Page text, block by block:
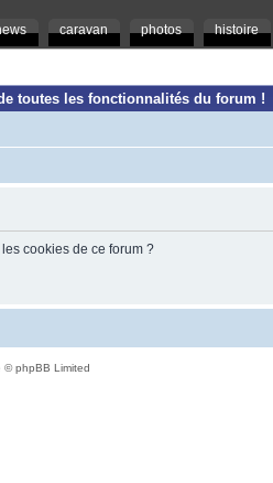
caravan photos histoire
toutes les fonctionnalités du forum !
cookies de ce forum ?
© phpBB Limited